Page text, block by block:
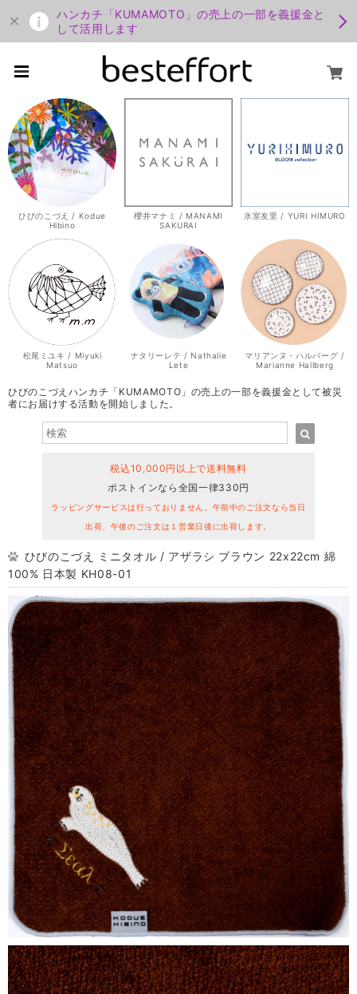
ハンカチ「KUMAMOTO」の売上の一部を義援金と
して活用します
ひびのこづえ / Kodue
Hibino
櫻井マナミ / MANAMI
SAKURAI
氷室友里 / YURI HIMURO
松尾ミユキ / Miyuki
Matsuo
ナタリーレテ / Nathalie
Lete
マリアンヌ・ハルバーグ /
Marianne Hallberg
ひびのこづえハンカチ「KUMAMOTO」の売上の一部を義援金として被災
者にお届けする活動を開始しました。
税込10,000円以上で送料無料
ポストインなら全国一律330円
ラッピングサービスは行っておりません。午前中のご注文なら当日
出荷、午後のご注文は１営業日後に出荷します。
ひびのこづえ ミニタオル / アザラシ ブラウン 22x22cm 綿
100% 日本製 KH08-01